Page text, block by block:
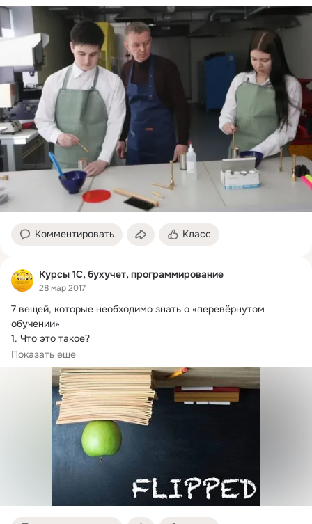
Комментировать Класс
Курсы 1С, бухучет, программирование
28 мар 2017
7 вещей, которые необходимо знать о «перевёрнутом
обучении»
1. Что это такое?
Перевернутый класс – это такая педагогическая модель,...
Показать еще